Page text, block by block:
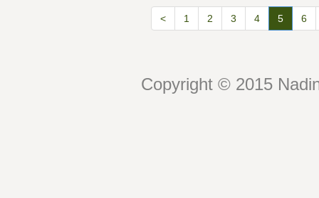
< 1 2 3 4 5 6
Copyright © 2015